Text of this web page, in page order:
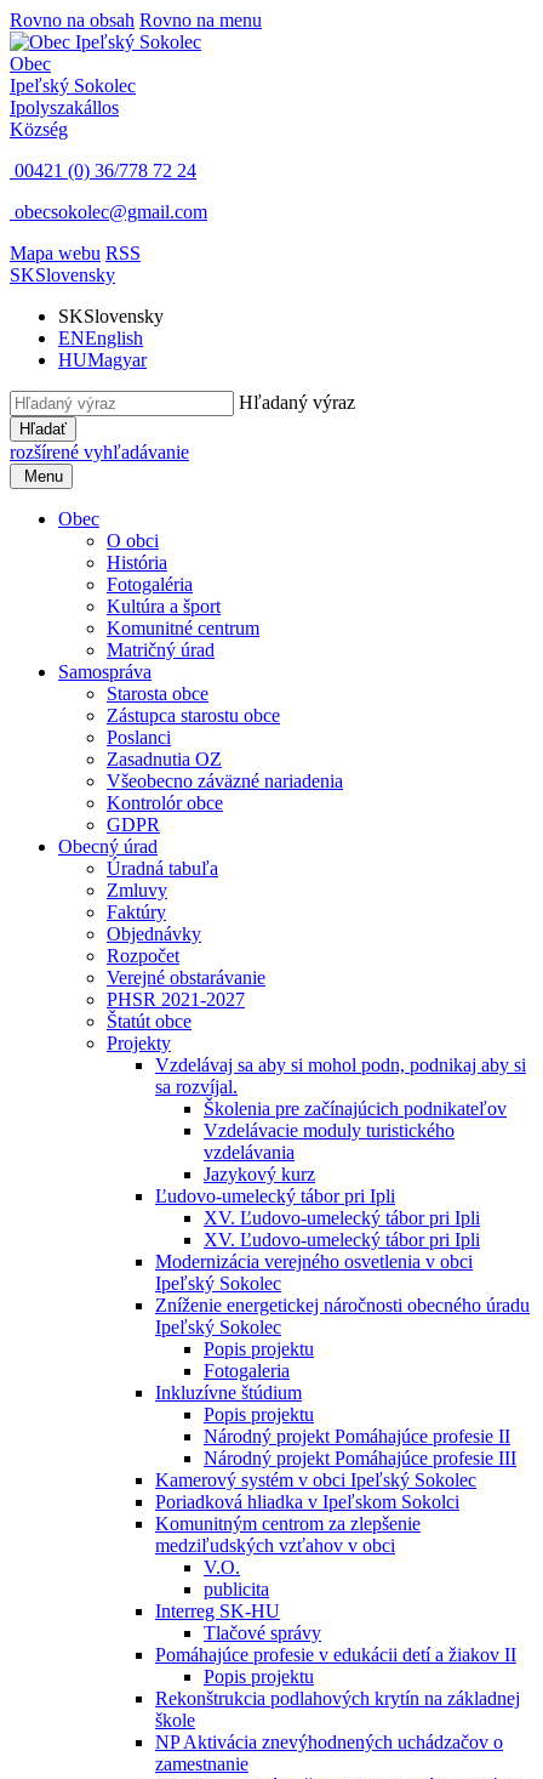
Rovno na obsah Rovno na menu
Obec
Ipeľský Sokolec
Ipolyszakállos
Község
00421 (0) 36/778 72 24
obecsokolec@gmail.com
Mapa webu RSS
SKSlovensky
SKSlovensky
ENEnglish
HUMagyar
Hľadaný výraz
Hľadať
rozšírené vyhľadávanie
Menu
Obec
O obci
História
Fotogaléria
Kultúra a šport
Komunitné centrum
Matričný úrad
Samospráva
Starosta obce
Zástupca starostu obce
Poslanci
Zasadnutia OZ
Všeobecno záväzné nariadenia
Kontrolór obce
GDPR
Obecný úrad
Úradná tabuľa
Zmluvy
Faktúry
Objednávky
Rozpočet
Verejné obstarávanie
PHSR 2021-2027
Štatút obce
Projekty
Vzdelávaj sa aby si mohol podn, podnikaj aby si
sa rozvíjal.
Školenia pre začínajúcich podnikateľov
Vzdelávacie moduly turistického
vzdelávania
Jazykový kurz
Ľudovo-umelecký tábor pri Ipli
XV. Ľudovo-umelecký tábor pri Ipli
XV. Ľudovo-umelecký tábor pri Ipli
Modernizácia verejného osvetlenia v obci
Ipeľský Sokolec
Zníženie energetickej náročnosti obecného úradu
Ipeľský Sokolec
Popis projektu
Fotogaleria
Inkluzívne štúdium
Popis projektu
Národný projekt Pomáhajúce profesie II
Národný projekt Pomáhajúce profesie III
Kamerový systém v obci Ipeľský Sokolec
Poriadková hliadka v Ipeľskom Sokolci
Komunitným centrom za zlepšenie
medziľudských vzťahov v obci
V.O.
publicita
Interreg SK-HU
Tlačové správy
Pomáhajúce profesie v edukácii detí a žiakov II
Popis projektu
Rekonštrukcia podlahových krytín na základnej
škole
NP Aktivácia znevýhodnených uchádzačov o
zamestnanie